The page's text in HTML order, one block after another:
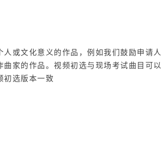
或文化意义的作品，例如我们鼓励申请人
家的作品。视频初选与现场考试曲目可以
初选版本一致